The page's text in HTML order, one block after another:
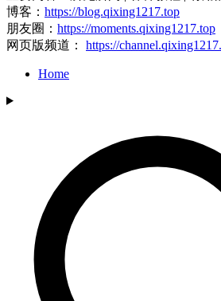
博客： https://blog.qixing1217.top
朋友圈： https://moments.qixing1217.top
网页版频道： https://
Home